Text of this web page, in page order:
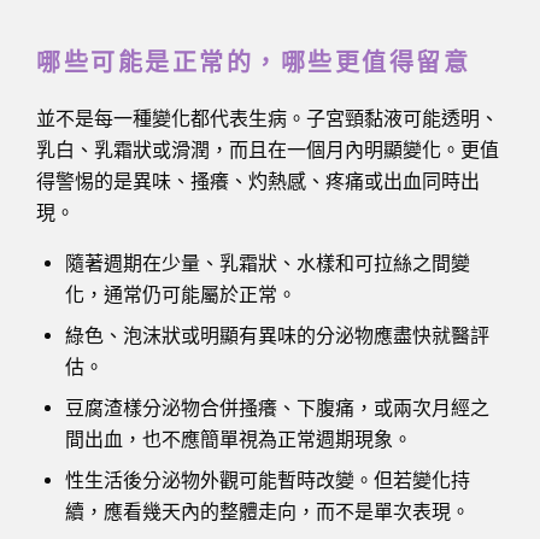
哪些可能是正常的，哪些更值得留意
並不是每一種變化都代表生病。子宮頸黏液可能透明、
乳白、乳霜狀或滑潤，而且在一個月內明顯變化。更值
得警惕的是異味、搔癢、灼熱感、疼痛或出血同時出
現。
隨著週期在少量、乳霜狀、水樣和可拉絲之間變
化，通常仍可能屬於正常。
綠色、泡沫狀或明顯有異味的分泌物應盡快就醫評
估。
豆腐渣樣分泌物合併搔癢、下腹痛，或兩次月經之
間出血，也不應簡單視為正常週期現象。
性生活後分泌物外觀可能暫時改變。但若變化持
續，應看幾天內的整體走向，而不是單次表現。